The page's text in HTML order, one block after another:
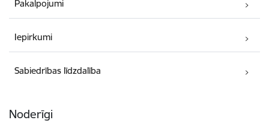
Pakalpojumi
Iepirkumi
Sabiedrības līdzdalība
Noderīgi